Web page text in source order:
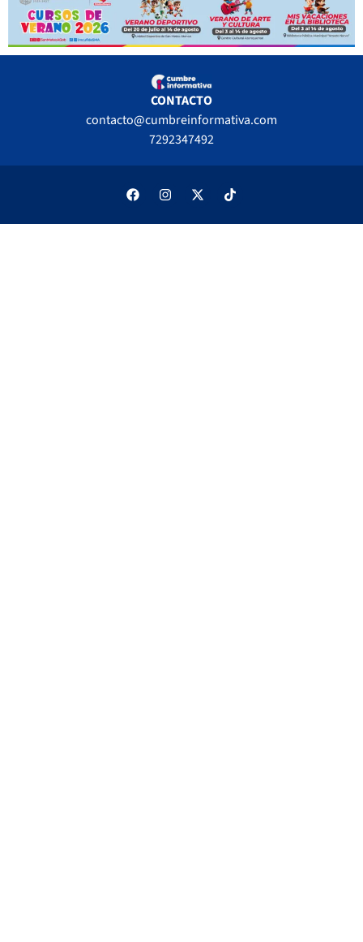
CONTACTO
contacto@cumbreinformativa.com
7292347492